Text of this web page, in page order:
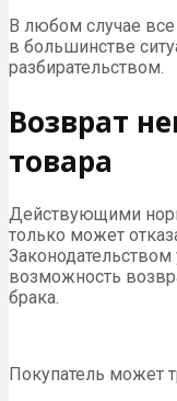
В любом случае
в большинстве
разбирательством.
Возврат
товара
Действующими
только может
возможность
брака.
Покупатель может